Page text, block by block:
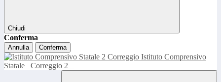
Chiudi
Conferma
Annulla Conferma
Istituto Comprensivo
Statale
Correggio 2